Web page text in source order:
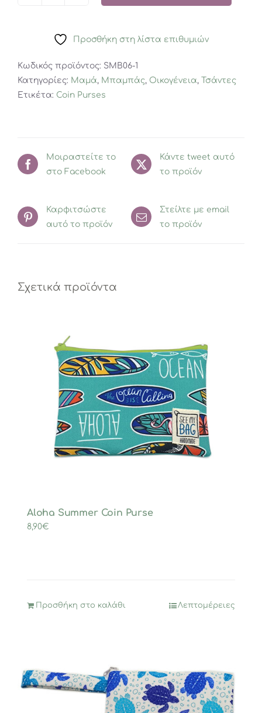
Blue
Purse
ποσότητα
Προσθήκη στη λίστα επιθυμιών
Κωδικός προϊόντος: SMB06-1
Κατηγορίες: Μαμά, Μπαμπάς, Οικογένεια,
Τσάντες
Ετικέτα: Coin Purses
Μοιραστείτε το
στο Facebook
Κάντε tweet αυτό
το προϊόν
Καρφιτσώστε
αυτό το προϊόν
Στείλτε με email
το προϊόν
Σχετικά προϊόντα
Aloha Summer Coin Purse
8,90€
Προσθήκη στο καλάθι Λεπτομέρειες